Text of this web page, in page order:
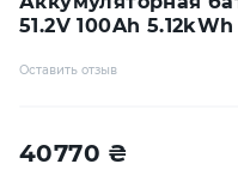
51.2V 100Ah
Оставить отзыв
40770 ₴